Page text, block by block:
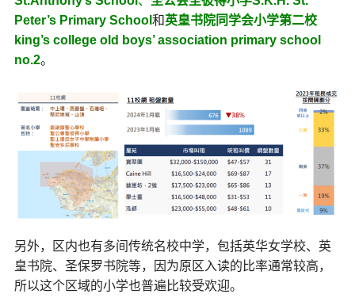
Peter’s Primary School 和英皇书院同学会小学第二校
king’s college old boys’ association primary school
no.2。
另外，区内也有多间传统名校中学，包括英华女学校、英
皇书院、圣保罗书院等，因为原区入读的比率通常较高，
所以这个区域的小学也普遍比较受欢迎。